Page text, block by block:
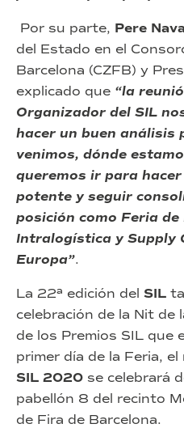
Por su parte, Pere
del Estado en el
Barcelona (CZFB) y
explicado que “la
Organizador del SIL
hacer un buen análisis
venimos, dónde
queremos ir para
potente y seguir
posición como Feria
Intralogística y Supply
Europa”.
La 22ª edición del SIL
celebración de la Nit de
de los Premios SIL que
primer día de la Feria,
SIL 2020 se celebrará
pabellón 8 del recinto
de Fira de Barcelona.